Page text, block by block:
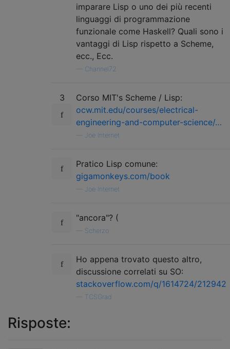
imparare Lisp o uno dei più recenti
linguaggi di programmazione
funzionale come Haskell? Quali sono i
vantaggi di Lisp rispetto a Scheme,
ecc., Ecc.
Channel72
3
Corso MIT's Scheme / Lisp:
ocw.mit.edu/courses/electrical-
engineering-and-computer-science/…
Joe Internet
Pratico Lisp comune:
gigamonkeys.com/book
Joe Internet
"ancora"? (
Scherzo
Ho appena trovato questo altro,
discussione correlati su SO:
stackoverflow.com/q/1614724/212942
TCSGrad
Risposte: